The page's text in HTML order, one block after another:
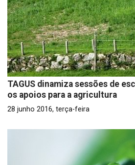
TAGUS dinamiza sessões de
os apoios para a agricultura
28 junho 2016, terça-feira